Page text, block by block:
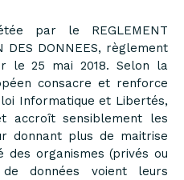
par le REGLEMENT
DES DONNEES, règlement
le 25 mai 2018. Selon la
consacre et renforce
Informatique et Libertés,
accroît sensiblement les
donnant plus de maitrise
des organismes (privés ou
données voient leurs